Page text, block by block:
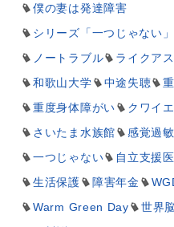
僕の妻は発達障害
シリーズ「一つじゃない」
ノートラブル
ライクアス
和歌山大学
中途失聴
重度身体障がい
クワイ
さいたま水族館
感覚過敏
一つじゃない
自立支援
生活保護
障害年金
Warm Green Day
世界